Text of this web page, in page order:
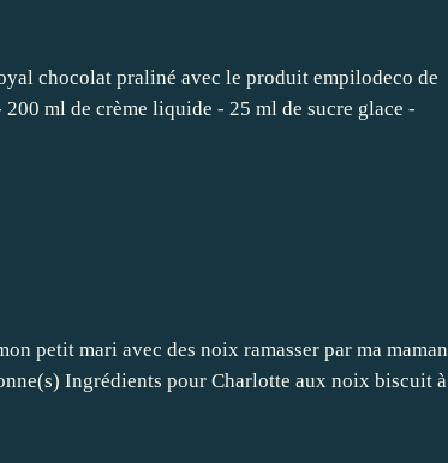
chocolat praliné avec le produit empilodeco de
ml de crème liquide - 25 ml de sucre glace -
petit mari avec des noix ramasser par ma maman
Ingrédients pour Charlotte aux noix biscuit à